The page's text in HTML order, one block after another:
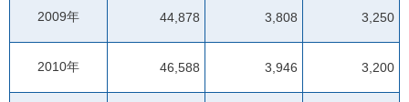
2009年 44,878 3,808 3,250
2010年 46,588 3,946 3,200